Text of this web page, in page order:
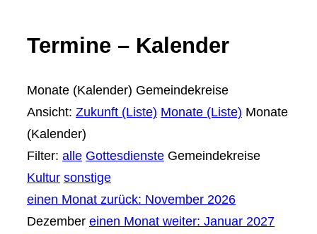
Termine – Kalender
Monate (Kalender) Gemeindekreise
Ansicht: Zukunft (Liste) Monate (Liste) Monate
(Kalender)
Filter: alle Gottesdienste Gemeindekreise
Kultur sonstige
einen Monat zurück: November 2026
Dezember einen Monat weiter: Januar 2027